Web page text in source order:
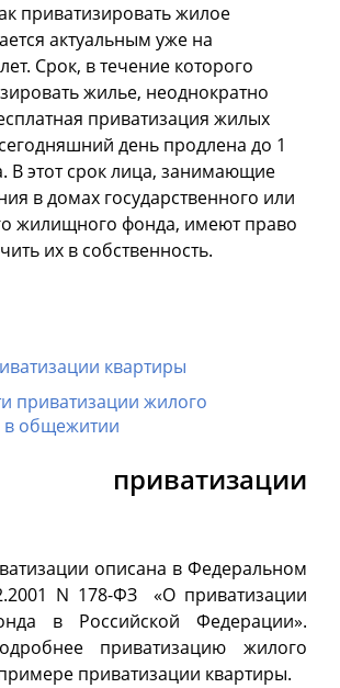
приватизировать жилое
актуальным уже на
Срок, в течение которого
жилье, неоднократно
приватизация жилых
день продлена до 1
В этот срок лица, занимающие
в домах государственного или
жилищного фонда, имеют право
их в собственность.
квартиры
приватизации жилого
общежитии
приватизации
описана в Федеральном
N 178-ФЗ «О приватизации
в Российской Федерации».
приватизацию жилого
приватизации квартиры.